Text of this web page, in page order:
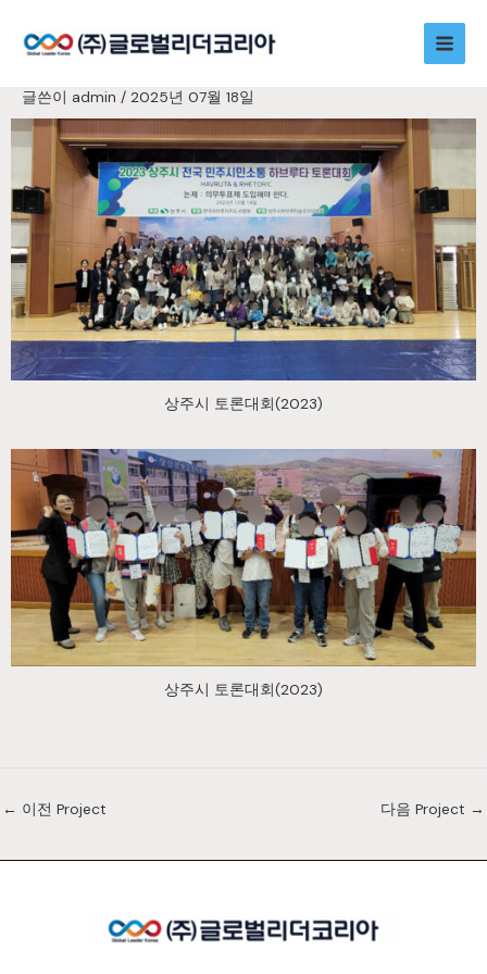
너
뛰
Main
글쓴이 admin / 2025년 07월 18일
상주시 토론대회(2023)
상주시 토론대회(2023)
← 이전 Project 다음 Project →